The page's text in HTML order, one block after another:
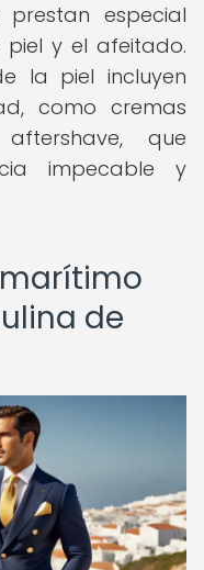
prestan especial
y el afeitado.
la piel incluyen
como cremas
que
impecable y
de